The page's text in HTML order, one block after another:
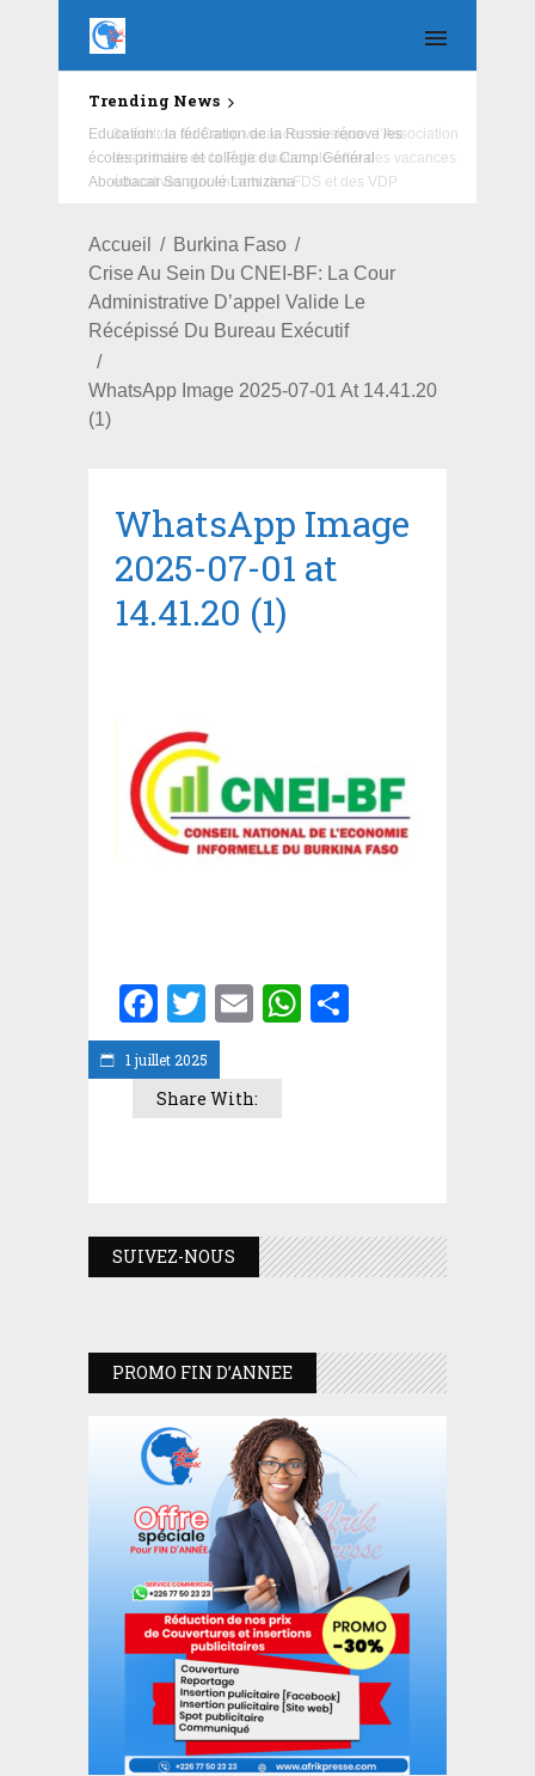
Trending News
Education : la fédération de la Russie rénove les
écoles primaire et collège du Camp Général
Aboubacar Sangoulé Lamizana
Accueil
Burkina Faso
Crise Au Sein Du CNEI-BF: La Cour
Administrative D’appel Valide Le
Récépissé Du Bureau Exécutif
WhatsApp Image 2025-07-01 At 14.41.20
(1)
1 juillet 2025
WhatsApp Image
2025-07-01 at
14.41.20 (1)
Facebook
Twitter
EmailWhatsApp
Share With:
SUIVEZ-NOUS
PROMO FIN D’ANNEE